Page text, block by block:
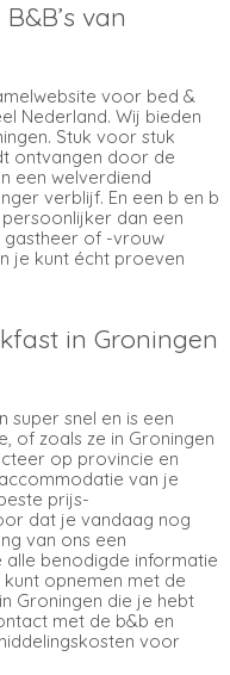
van
voor bed &
Nederland. Wij bieden
Stuk voor stuk
ontvangen door de
een welverdiend
verblijf. En een b en b
dan een
gastheer of -vrouw
je kunt écht proeven
in Groningen
super snel en is een
of zoals ze in Groningen
op provincie en
van je
prijs-
dat je vandaag nog
van ons een
alle benodigde informatie
opnemen met de
Groningen die je hebt
met de b&b en
voor